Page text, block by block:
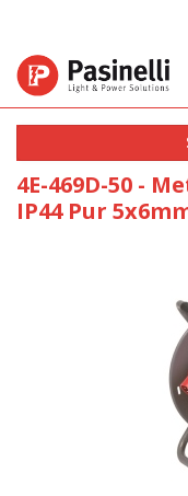
4E-469D-50 -
IP44 Pur